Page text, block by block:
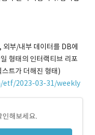
외부/내부 데이터를 DB에
형태의 인터랙티브 리포
트가 더해진 형태)
2023-03-31/weekly
인해보세요.